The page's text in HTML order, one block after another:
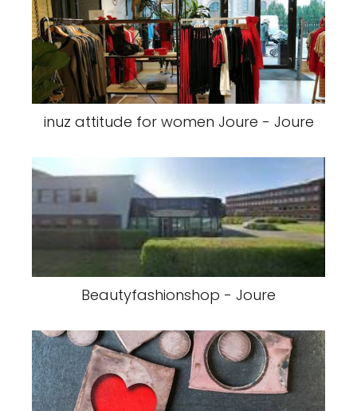
inuz attitude for women Joure - Joure
Beautyfashionshop - Joure